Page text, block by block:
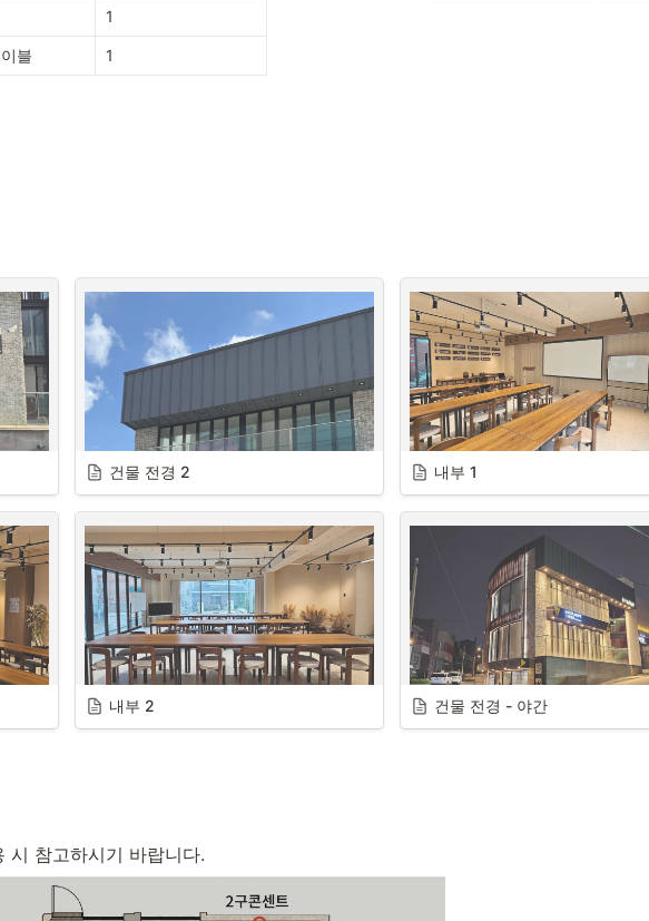
1
블 1
건물 전경
건물 전경 2 세미나, 행사를 진행할 수 있는 배치
내부 1
유
개인작업, 팀 프로젝트를 진행을 위한 배
치
내부 2
건물 전체 모습 (야간, 1층만
Localhost:web3 공간)
건물 전경 - 야간
시 참고하시기 바랍니다.